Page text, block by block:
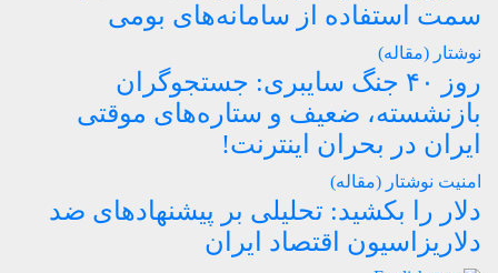
سمت استفاده از سامانه‌های بومی
نوشتار (مقاله)
روز ۴۰ جنگ سایبری: جستجوگران
بازنشسته، ضعیف و ستاره‌های موقتی
ایران در بحران اینترنت!
امنیت نوشتار (مقاله)
دلار را بکشید: تحلیلی بر پیشنهادهای ضد
دلاریزاسیون اقتصاد ایران